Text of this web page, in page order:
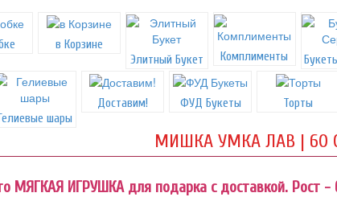
в Корзине
Элитный Букет
Комплименты
шары
Доставим! ФУД Букеты Торты
МИШКА УМКА ЛАВ | 60
МЯГКАЯ ИГРУШКА для подарка с доставкой. Рост -